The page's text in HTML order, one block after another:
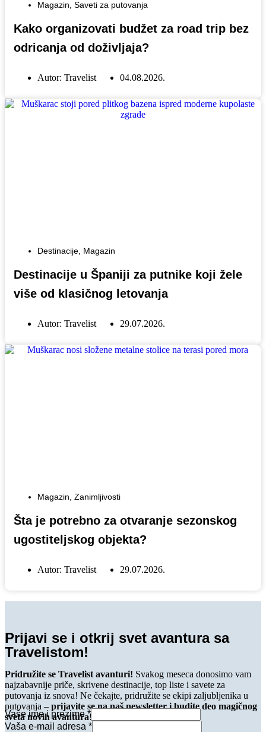
Magazin Saveti za putovanja
Kako organizovati budžet za road trip bez
odricanja od doživljaja?
Autor: Travelist 04.08.2026.
Destinacije Magazin
Destinacije u Španiji za putnike koji žele
više od klasičnog letovanja
Autor: Travelist 29.07.2026.
Magazin Zanimljivosti
Šta je potrebno za otvaranje sezonskog
ugostiteljskog objekta?
Autor: Travelist 29.07.2026.
Prijavi se i otkrij svet avantura sa
Travelistom!
Pridružite se Travelist avanturi! Svakog meseca donosimo vam
najzabavnije priče, skrivene destinacije, top liste i savete za
putovanja iz snova! Ne čekajte, pridružite se ekipi zaljubljenika u
putovanja – prijavite se na naš newsletter i budite deo magičnog
sveta novih avantura!
Vaše ime i prezime*
Vaša e-mail adresa *